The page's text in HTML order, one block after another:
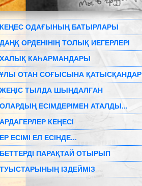
КЕҢЕС ОДАҒЫНЫҢ БАТЫРЛАРЫ
ДАҢҚ ОРДЕНІНІҢ ТОЛЫҚ ИЕГЕРЛЕРІ
ХАЛЫҚ КАҺАРМАНДАРЫ
ҰЛЫ ОТАН СОҒЫСЫНА ҚАТЫСҚАНДАР
ЖЕҢІС ТЫЛДА ШЫҢДАЛҒАН
ОЛАРДЫҢ ЕСІМДЕРІМЕН АТАЛДЫ...
АРДАГЕРЛЕР КЕҢЕСІ
ЕР ЕСІМІ ЕЛ ЕСІНДЕ...
БЕТТЕРДІ ПАРАҚТАЙ ОТЫРЫП
ТУЫСТАРЫНЫҢ ІЗДЕЙМІЗ